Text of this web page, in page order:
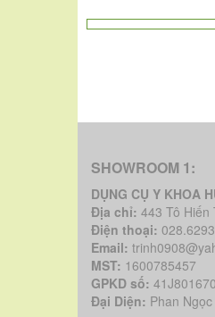
SHOWROOM 1:
DỤNG CỤ Y KHOA
Địa chỉ: 443 Tô Hiến
Điện thoại:
Email:
MST: 1600785457
GPKD số:
Đại Diện: Phan